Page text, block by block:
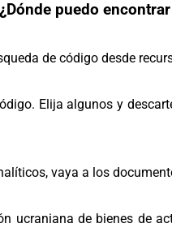
¿Dónde puedo
de código desde
Elija algunos y
vaya a los
ucraniana de bienes de